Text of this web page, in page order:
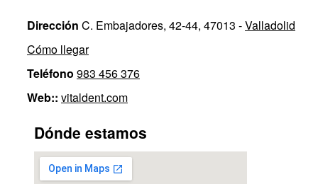
Dirección C. Embajadores, 42-44, 47013 -Valladolid
Cómo llegar
Teléfono 983 456 376
Web:: vitaldent.com
Dónde estamos